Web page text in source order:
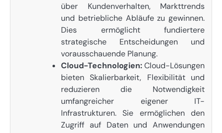
über Kundenverhalten, Markttrends
und betriebliche Abläufe zu gewinnen.
Dies ermöglicht fundiertere
strategische Entscheidungen und
vorausschauende Planung.
Cloud-Technologien:Cloud-Lösungen
bieten Skalierbarkeit, Flexibilität und
reduzieren die Notwendigkeit
umfangreicher eigener IT-
Infrastrukturen. Sie ermöglichen den
Zugriff auf Daten und Anwendungen